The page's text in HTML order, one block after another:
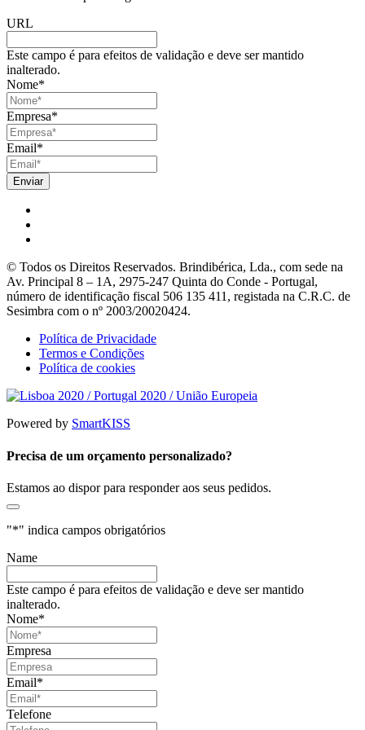
URL
Este campo é para efeitos de validação e deve ser mantido
inalterado.
Nome*
Empresa*
Email*
© Todos os Direitos Reservados. Brindibérica, Lda., com sede na
Av. Principal 8 – 1A, 2975-247 Quinta do Conde - Portugal,
número de identificação fiscal 506 135 411, registada na C.R.C. de
Sesimbra com o nº 2003/20020424.
Política de Privacidade
Termos e Condições
Política de cookies
Powered by SmartKISS
Precisa de um orçamento personalizado?
Estamos ao dispor para responder aos seus pedidos.
"*" indica campos obrigatórios
Name
Este campo é para efeitos de validação e deve ser mantido
inalterado.
Nome*
Empresa
Email*
Telefone